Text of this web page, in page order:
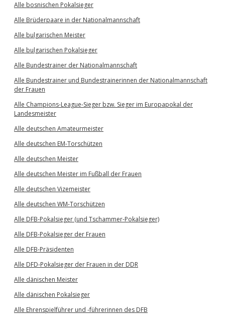
Alle bosnischen Pokalsieger
Alle Brüderpaare in der Nationalmannschaft
Alle bulgarischen Meister
Alle bulgarischen Pokalsieger
Alle Bundestrainer der Nationalmannschaft
Alle Bundestrainer und Bundestrainerinnen der Nationalmannschaft
der Frauen
Alle Champions-League-Sieger bzw. Sieger im Europapokal der
Landesmeister
Alle deutschen Amateurmeister
Alle deutschen EM-Torschützen
Alle deutschen Meister
Alle deutschen Meister im Fußball der Frauen
Alle deutschen Vizemeister
Alle deutschen WM-Torschützen
Alle DFB-Pokalsieger (und Tschammer-Pokalsieger)
Alle DFB-Pokalsieger der Frauen
Alle DFB-Präsidenten
Alle DFD-Pokalsieger der Frauen in der DDR
Alle dänischen Meister
Alle dänischen Pokalsieger
Alle Ehrenspielführer und -führerinnen des DFB